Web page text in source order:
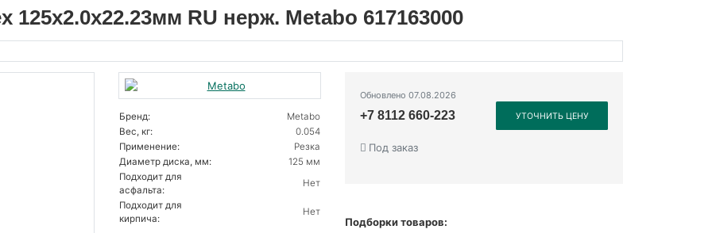
125х2.0х22.23мм RU нерж. Metabo 617163000
Бренд:
Metabo
Вес, кг:
0.054
Применение:
Резка
Диаметр диска, мм:
125 мм
Подходит для
асфальта:
Нет
Подходит для
кирпича:
Нет
Обновлено 07.08.2026
+7 8112 660-223 УТОЧНИТЬ ЦЕНУ
Под заказ
Подборки товаров: